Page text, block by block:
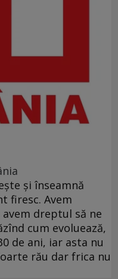
și înseamnă
firesc. Avem
dreptul să ne
cum evoluează,
de ani, iar asta nu
rău dar frica nu